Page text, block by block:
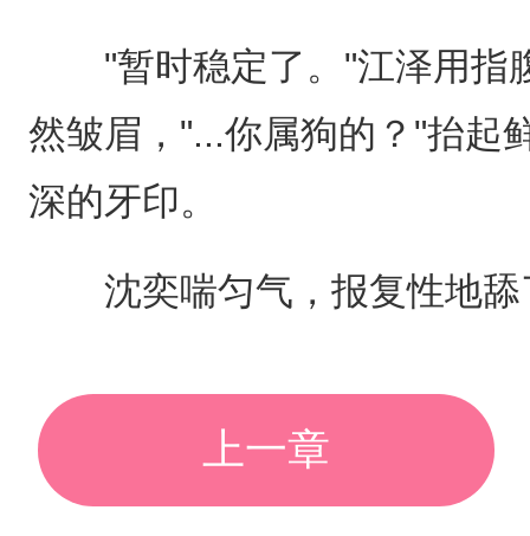
"暂时稳定了。"江泽用指
然皱眉，"...你属狗的？"抬起
深的牙印。
沈奕喘匀气，报复性地舔
上一章